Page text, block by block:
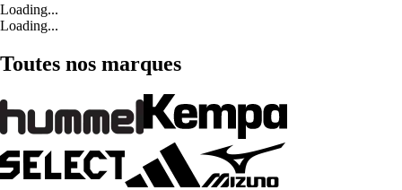
Loading...
Loading...
Toutes nos marques